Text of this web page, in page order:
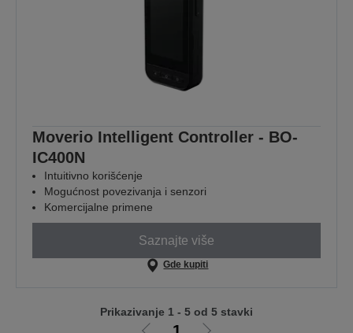
Moverio Intelligent Controller - BO-
IC400N
Intuitivno korišćenje
Mogućnost povezivanja i senzori
Komercijalne primene
Saznajte više
Gde kupiti
Prikazivanje 1 - 5 od 5 stavki